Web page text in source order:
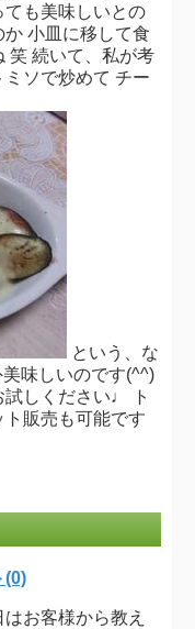
も美味しいとの
小皿に移して食
笑 続いて、私が考
ソで炒めて チー
という、な
味しいのです(^^)
試しください♩ ト
販売も可能です
(0)
お客様から教え